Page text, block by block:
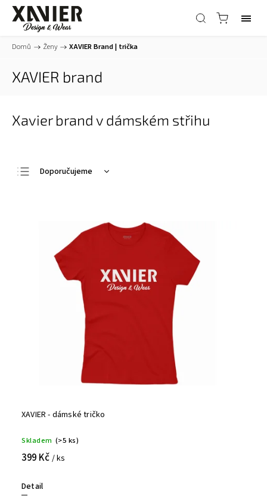
Domů / Ženy / XAVIER Brand | trička
XAVIER brand
Xavier brand v dámském střihu
Doporučujeme
Nejprodávanější
Abecedně
XAVIER - dámské tričko
Skladem (>5 ks)
399 Kč / ks
Detail